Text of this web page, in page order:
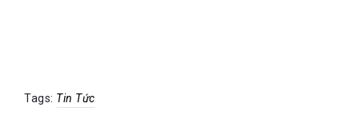
Tags: Tin Tức